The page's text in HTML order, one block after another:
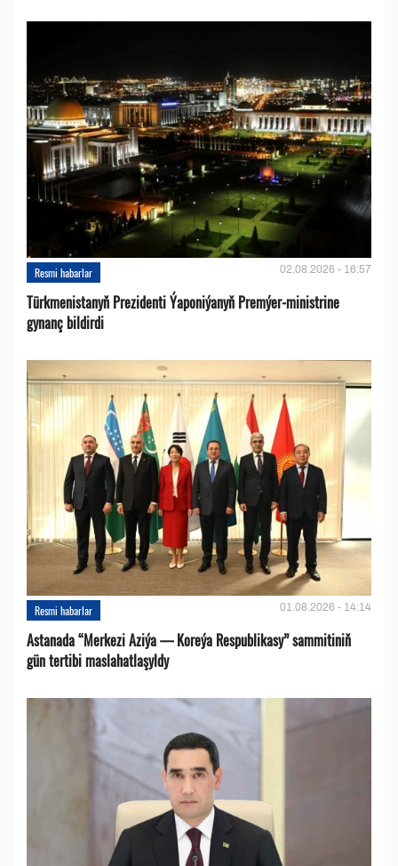
Resmi habarlar 02.08.2026 - 16:57
Türkmenistanyň Prezidenti Ýaponiýanyň Premýer-ministrine
gynanç bildirdi
Resmi habarlar 01.08.2026 - 14:14
Astanada “Merkezi Aziýa — Koreýa Respublikasy” sammitiniň
gün tertibi maslahatlaşyldy